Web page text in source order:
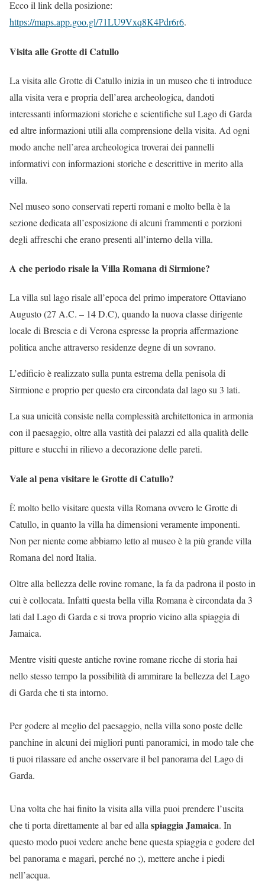
Ecco il link della posizione:
https://maps.app.goo.gl/71LU9Vxq8K4Pdr6r6.
Visita alle Grotte di Catullo
La visita alle Grotte di Catullo inizia in un museo che ti introduce
alla visita vera e propria dell’area archeologica, dandoti
interessanti informazioni storiche e scientifiche sul Lago di Garda
ed altre informazioni utili alla comprensione della visita. Ad ogni
modo anche nell’area archeologica troverai dei pannelli
informativi con informazioni storiche e descrittive in merito alla
villa.
Nel museo sono conservati reperti romani e molto bella è la
sezione dedicata all’esposizione di alcuni frammenti e porzioni
degli affreschi che erano presenti all’interno della villa.
A che periodo risale la Villa Romana di Sirmione?
La villa sul lago risale all’epoca del primo imperatore Ottaviano
Augusto (27 A.C. – 14 D.C), quando la nuova classe dirigente
locale di Brescia e di Verona espresse la propria affermazione
politica anche attraverso residenze degne di un sovrano.
L’edificio è realizzato sulla punta estrema della penisola di
Sirmione e proprio per questo era circondata dal lago su 3 lati.
La sua unicità consiste nella complessità architettonica in armonia
con il paesaggio, oltre alla vastità dei palazzi ed alla qualità delle
pitture e stucchi in rilievo a decorazione delle pareti.
Vale al pena visitare le Grotte di Catullo?
È molto bello visitare questa villa Romana ovvero le Grotte di
Catullo, in quanto la villa ha dimensioni veramente imponenti.
Non per niente come abbiamo letto al museo è la più grande villa
Romana del nord Italia.
Oltre alla bellezza delle rovine romane, la fa da padrona il posto in
cui è collocata. Infatti questa bella villa Romana è circondata da 3
lati dal Lago di Garda e si trova proprio vicino alla spiaggia di
Jamaica.
Mentre visiti queste antiche rovine romane ricche di storia hai
nello stesso tempo la possibilità di ammirare la bellezza del Lago
di Garda che ti sta intorno.
Per godere al meglio del paesaggio, nella villa sono poste delle
panchine in alcuni dei migliori punti panoramici, in modo tale che
ti puoi rilassare ed anche osservare il bel panorama del Lago di
Garda.
Una volta che hai finito la visita alla villa puoi prendere l’uscita
che ti porta direttamente al bar ed alla spiaggia Jamaica. In
questo modo puoi vedere anche bene questa spiaggia e godere del
bel panorama e magari, perché no ;), mettere anche i piedi
nell’acqua.